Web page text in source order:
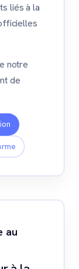
liés à la
notre
de
au